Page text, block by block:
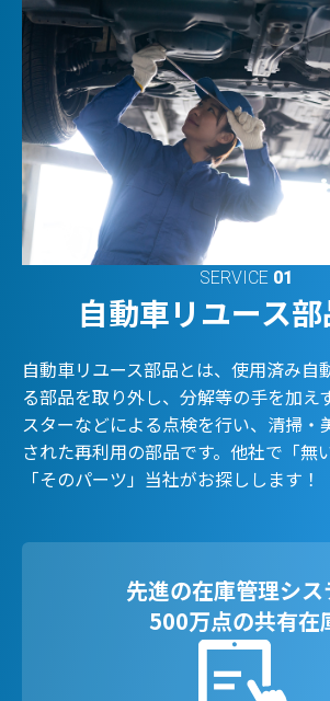
SERVICE 01
自動車リユース
自動車リユース部品とは、使用済み自
る部品を取り外し、分解等の手を加え
スターなどによる点検を行い、清掃・
された再利用の部品です。他社で「無
「そのパーツ」当社がお探しします！
先進の在庫管理シス
500万点の共有在